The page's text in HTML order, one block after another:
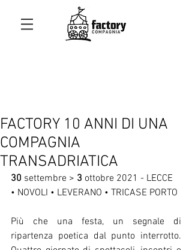
FACTORY 10 ANNI DI UNA
COMPAGNIA
TRANSADRIATICA
30 settembre > 3 ottobre 2021 - LECCE
• NOVOLI • LEVERANO • TRICASE PORTO
Più che una festa, un segnale di
ripartenza poetica dal punto interrotto.